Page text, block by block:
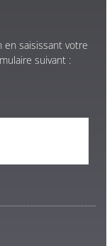
en saisissant votre
suivant :